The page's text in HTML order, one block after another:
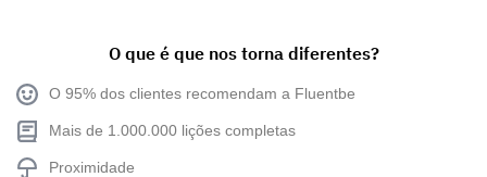
O que é que nos torna diferentes?
O 95% dos clientes recomendam a Fluentbe
Mais de 1.000.000 lições completas
Proximidade